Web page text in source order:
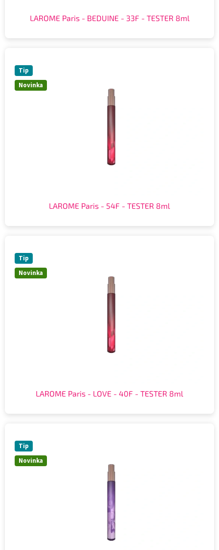
LAROME Paris - BEDUINE - 33F - TESTER 8ml
Novinka
Tip
LAROME Paris - 54F - TESTER 8ml
Novinka
Tip
LAROME Paris - LOVE - 40F - TESTER 8ml
Novinka
Tip